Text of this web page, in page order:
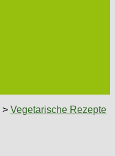
> Vegetarische Rezepte